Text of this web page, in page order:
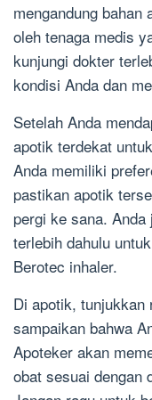
mengandung bahan
oleh tenaga medis
kunjungi dokter
kondisi Anda dan
Setelah Anda
apotik terdekat
Anda memiliki
pastikan apotik
pergi ke sana.
terlebih dahulu
Berotec inhaler.
Di apotik, tunjukkan
sampaikan bahwa
Apoteker akan
obat sesuai dengan